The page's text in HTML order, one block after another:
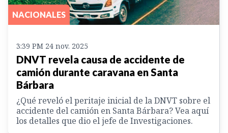
NACIONALES
3:39 PM 24 nov. 2025
DNVT revela causa de accidente de
camión durante caravana en Santa
Bárbara
¿Qué reveló el peritaje inicial de la DNVT sobre el
accidente del camión en Santa Bárbara? Vea aquí
los detalles que dio el jefe de Investigaciones.